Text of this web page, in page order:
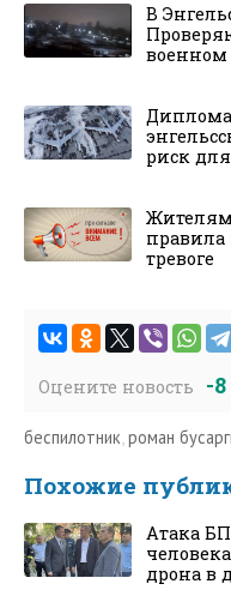
В
военном
риск
Жителям
тревоге
Оцените новость -8
беспилотник,роман
Похожие
Атака
дрона в